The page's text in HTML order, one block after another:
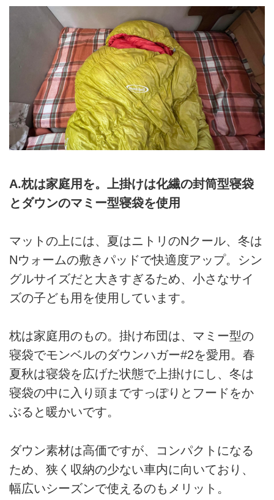
えば、車内の暖か効果はさらに高
まる。これで冬の車中泊も怖くな
い！
A.枕は家庭用を。上掛けは化繊の封筒型寝袋
とダウンのマミー型寝袋を使用
マットの上には、夏はニトリのNクール、冬は
Nウォームの敷きパッドで快適度アップ。シン
グルサイズだと大きすぎるため、小さなサイ
ズの子ども用を使用しています。
枕は家庭用のもの。掛け布団は、マミー型の
寝袋でモンベルのダウンハガー#2を愛用。春
夏秋は寝袋を広げた状態で上掛けにし、冬は
寝袋の中に入り頭まですっぽりとフードをか
ぶると暖かいです。
ダウン素材は高価ですが、コンパクトになる
ため、狭く収納の少ない車内に向いており、
幅広いシーズンで使えるのもメリット。